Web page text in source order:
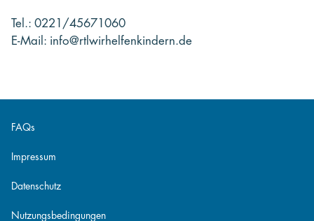
Tel.: 0221/45671060
E-Mail: info@rtlwirhelfenkindern.de
FAQs
Impressum
Datenschutz
Nutzungsbedingungen